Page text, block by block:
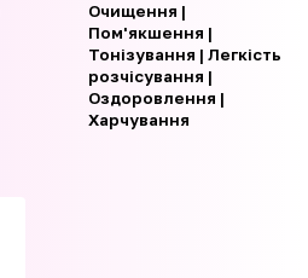
Очищення |
Пом'якшення |
Тонізування | Легкість
розчісування |
Оздоровлення |
Харчування